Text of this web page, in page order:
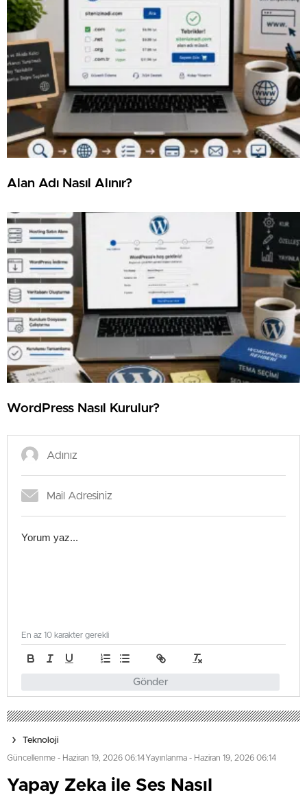
⁠Alan Adı Nasıl Alınır?
⁠WordPress Nasıl Kurulur?
Gönder
En az 10 karakter gerekli
Teknoloji
Güncellenme - Haziran 19, 2026 06:14Yayınlanma - Haziran 19, 2026 06:14
Yapay Zeka ile Ses Nasıl